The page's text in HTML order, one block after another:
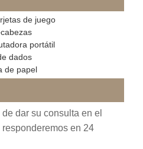
de juego
portátil
dados
de papel
dar su consulta en el
en 24